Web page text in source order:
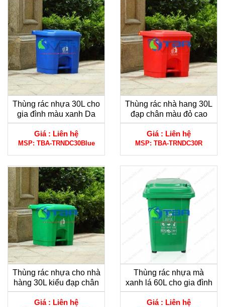
Thùng rác nhựa 30L cho
gia đình màu xanh Da
trời
Giá : Liên hệ
MSP: TBA-TRNDC30Blue
Thùng rác nhà hang 30L
đạp chân màu đỏ cao
cấp
Giá : Liên hệ
MSP: TBA-TRNDC30R
Thùng rác nhựa cho nhà
hàng 30L kiểu đạp chân
màu xanh lá
Giá : Liên hệ
Thùng rác nhựa mà
xanh lá 60L cho gia đình
Giá : Liên hệ